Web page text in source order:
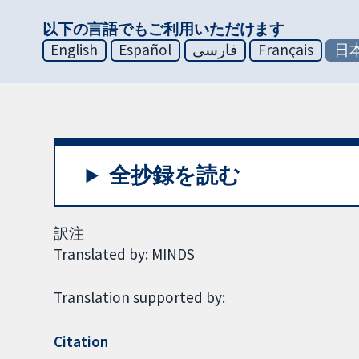
以下の言語でもご利用いただけます
English
Español فارسی Français 日
全抄録を読む
訳注
Translated by: MINDS
Translation supported by:
Citation